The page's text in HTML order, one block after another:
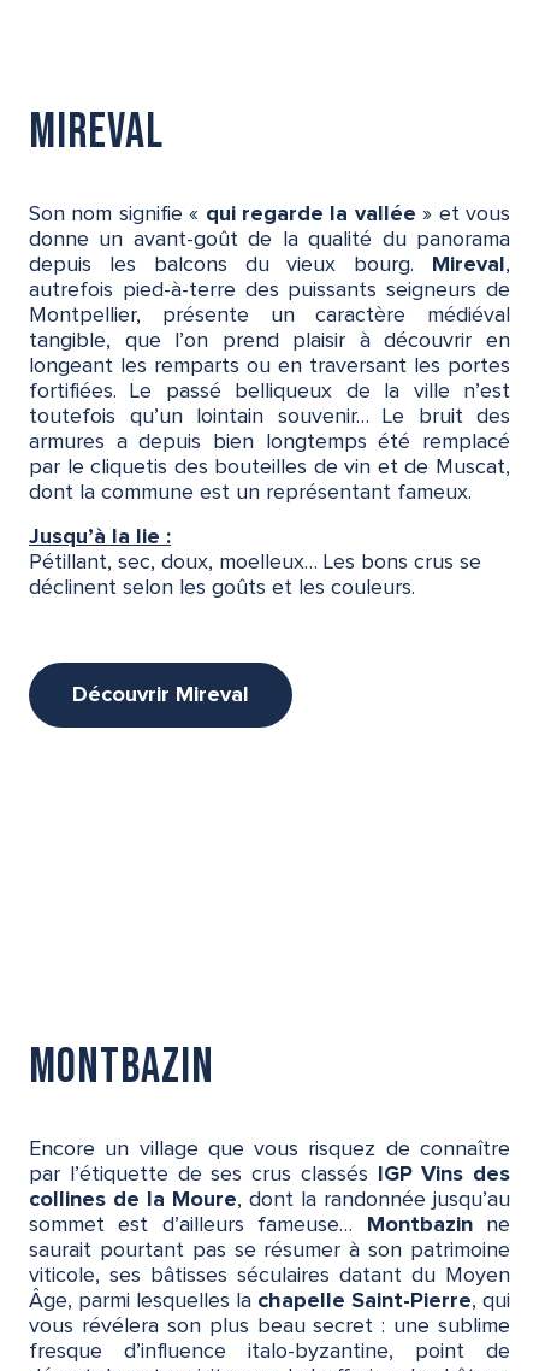
Mireval
Son nom signifie « qui regarde la vallée » et vous
donne un avant-goût de la qualité du panorama
depuis les balcons du vieux bourg.
Mireval ,
autrefois pied-à-terre des puissants seigneurs de
Montpellier, présente un caractère médiéval
tangible, que l’on prend plaisir à découvrir en
longeant les remparts ou en traversant les portes
fortifiées. Le passé belliqueux de la ville n’est
toutefois qu’un lointain souvenir… Le bruit des
armures a depuis bien longtemps été remplacé
par le cliquetis des bouteilles de vin et de Muscat,
dont la commune est un représentant fameux.
Jusqu’à la lie :
Pétillant, sec, doux, moelleux… Les bons crus se
déclinent selon les goûts et les couleurs.
Découvrir Mireval
Montbazin
Encore un village que vous risquez de connaître
par l’étiquette de ses crus classés IGP Vins des
collines de la Moure, dont la randonnée jusqu’au
sommet est d’ailleurs fameuse…
Montbazinne
saurait pourtant pas se résumer à son patrimoine
viticole, ses bâtisses séculaires datant du Moyen
Âge, parmi lesquelles la chapelle Saint-Pierre, qui
vous révélera son plus beau secret : une sublime
fresque d’influence italo-byzantine, point de